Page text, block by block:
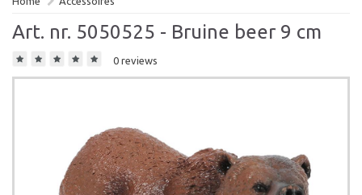
Art. nr. 5050525 - Bruine beer 9 cm
0 reviews